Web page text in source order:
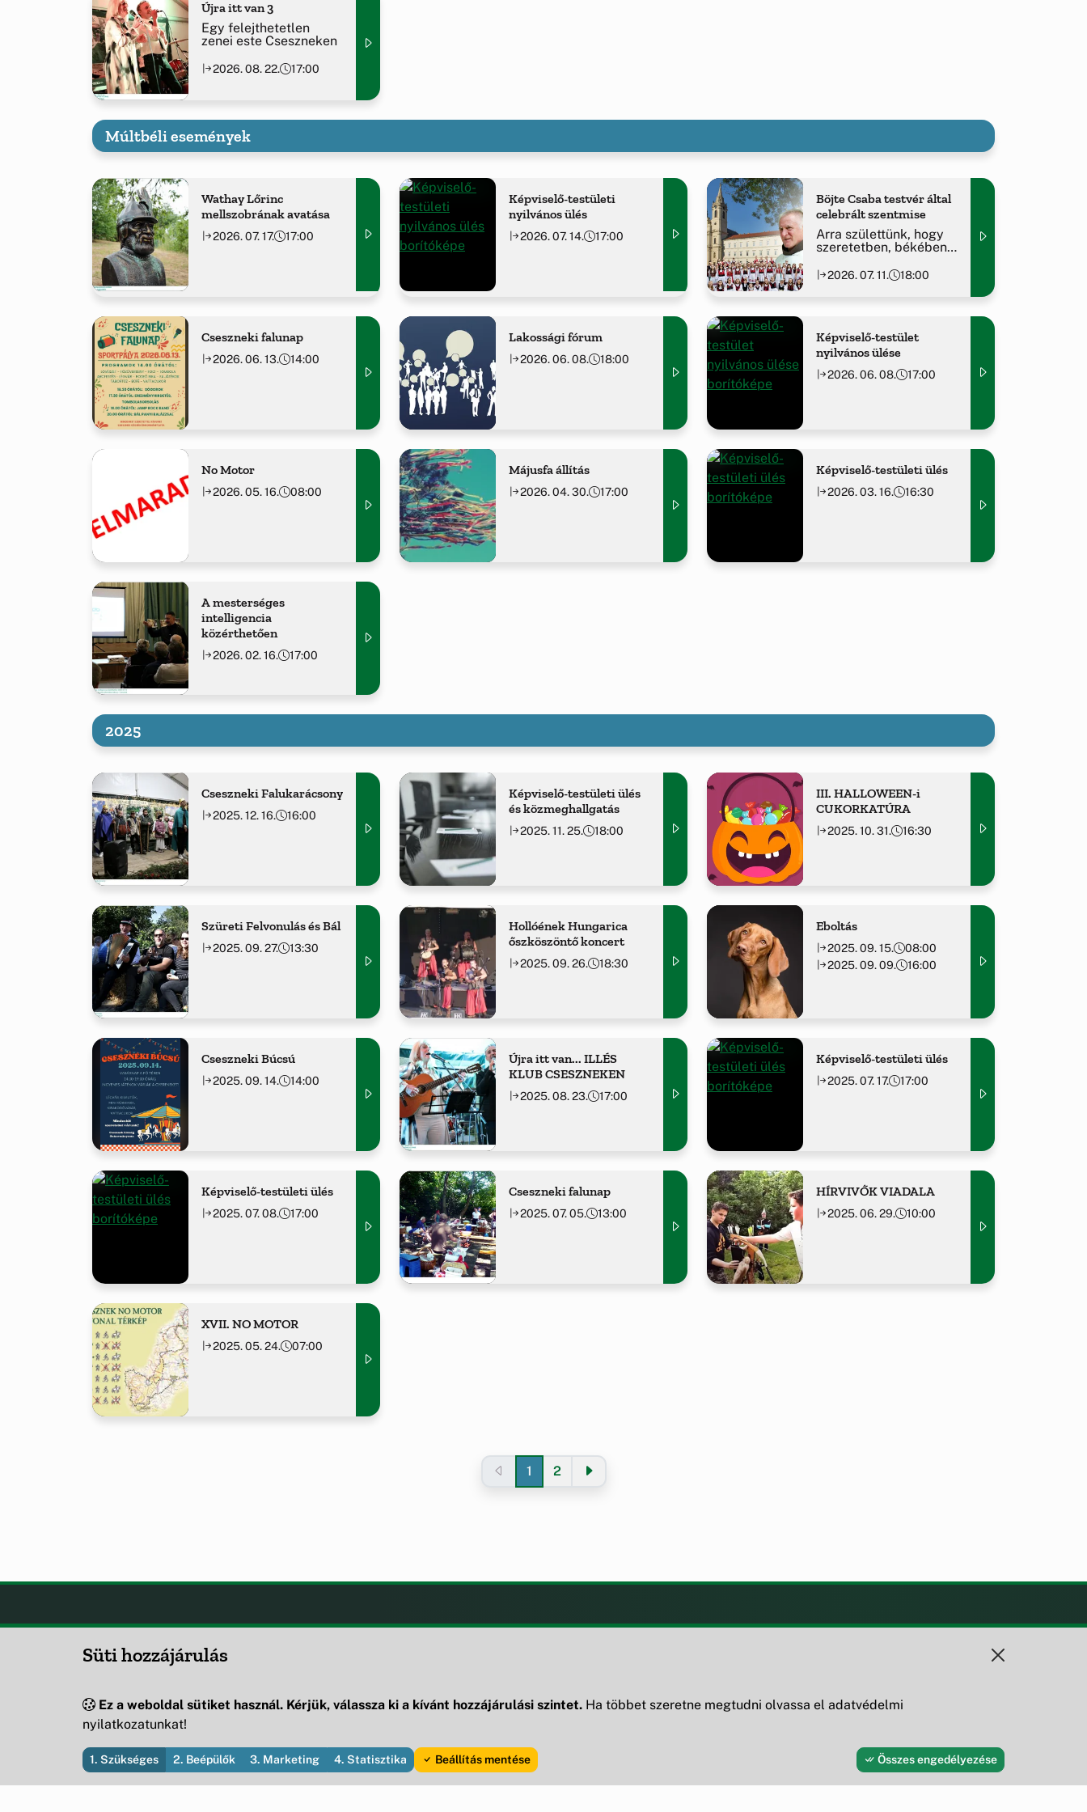
Újra itt van 3
Egy felejthetetlen
zenei este Cseszneken
2026. 08. 22. 17:00
Múltbéli események
Wathay Lőrinc
mellszobrának avatása
2026. 07. 17. 17:00
Képviselő-testületi
nyilvános ülés
2026. 07. 14. 17:00
Böjte Csaba testvér által
celebrált szentmise
Arra születtünk, hogy
szeretetben, békében
2026. 07. 11. 18:00
Cseszneki falunap
2026. 06. 13. 14:00
Lakossági fórum
2026. 06. 08. 18:00
Képviselő-testület
nyilvános ülése
2026. 06. 08. 17:00
No Motor
2026. 05. 16. 08:00
Májusfa állítás
2026. 04. 30. 17:00
Képviselő-testületi ülés
2026. 03. 16. 16:30
A mesterséges
intelligencia
közérthetően
2026. 02. 16. 17:00
2025
Cseszneki Falukarácsony
2025. 12. 16. 16:00
Képviselő-testületi ülés
és közmeghallgatás
2025. 11. 25. 18:00
III. HALLOWEEN-i
CUKORKATÚRA
2025. 10. 31. 16:30
Szüreti Felvonulás és Bál
2025. 09. 27. 13:30
Hollóének Hungarica
őszköszöntő koncert
2025. 09. 26. 18:30
Eboltás
2025. 09. 15.
08:00
2025. 09. 09.
16:00
Cseszneki Búcsú
2025. 09. 14. 14:00
Újra itt van... ILLÉS
KLUB CSESZNEKEN
2025. 08. 23. 17:00
Képviselő-testületi ülés
2025. 07. 17. 17:00
Képviselő-testületi ülés
2025. 07. 08. 17:00
Cseszneki falunap
2025. 07. 05. 13:00
HÍRVIVŐK VIADALA
2025. 06. 29. 10:00
XVII. NO MOTOR
2025. 05. 24. 07:00
1 2
Csesznek önkormányzatának
OLDALAK
Helyek
KIEGÉSZÍTÉS KAPCSOLAT
Süti hozzájárulás
Ez a weboldal sütiket használ. Kérjük, válassza ki a kívánt hozzájárulási szintet. Ha többet szeretne megtudni olvassa el adatvédelmi
nyilatkozatunkat!
1. Szükséges 2. Beépülők 3. Marketing 4. Statisztika Beállítás mentése Összes engedélyezése